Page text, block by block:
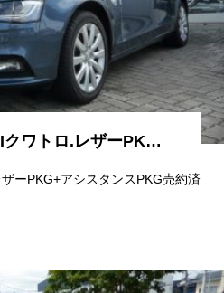
ワトロ.レザーPK…
ーPKG+アシスタンスPKG売約済